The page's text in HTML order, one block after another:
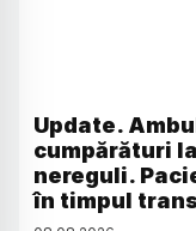
Update.
cumpărături
nereguli.
în timpul